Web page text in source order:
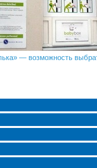
сильнейших в
— возможность